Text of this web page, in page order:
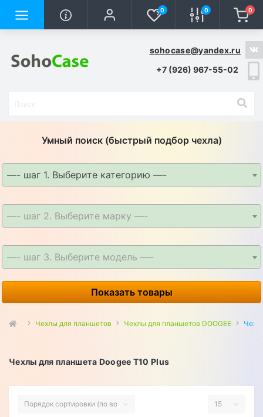
0 0 0
sohocase@yandex.ru
+7 (926) 967-55-02
Умный поиск (быстрый подбор чехла)
—- шаг 1. Выберите категорию —-
—- шаг 2. Выберите марку —-
—- шаг 3. Выберите модель —-
Показать товары
Чехлы для планшетов Чехлы для планшетов DOOGEE
Чехлы для планшета Doogee T10 Plus